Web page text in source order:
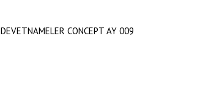
DEVETNAMELER CONCEPT AY 009